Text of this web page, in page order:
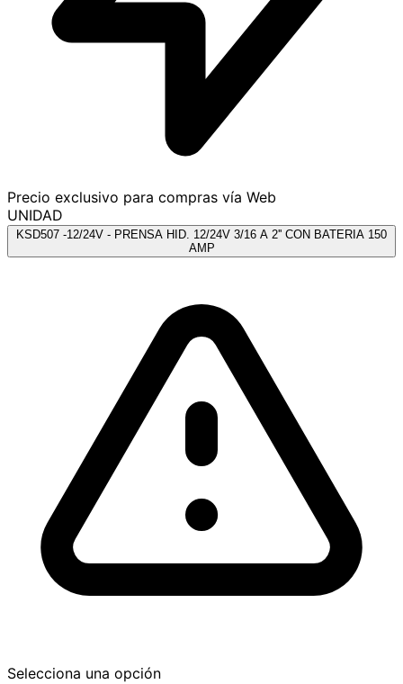
Precio exclusivo para compras vía Web
UNIDAD
KSD507 -12/24V - PRENSA HID. 12/24V 3/16 A 2'' CON BATERIA 150
AMP
Selecciona una opción